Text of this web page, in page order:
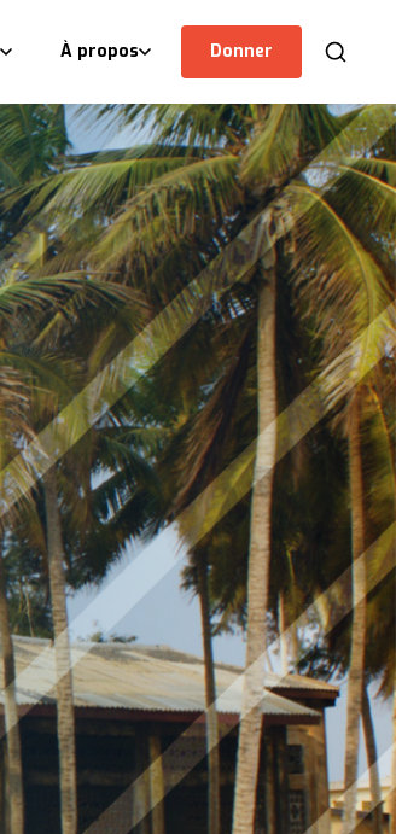
À propos Donner